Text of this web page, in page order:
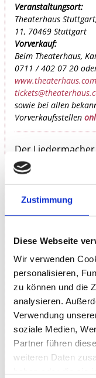
Zustimmung
Diese Webseite
Wir verwenden
personalisieren,
zu können und die
analysieren.
Verwendung
soziale Medien,
Partner führen
weiteren Daten
Veranstaltungsort:
Theaterhaus
11, 70469 Stuttgart
Vorverkauf:
Beim Theaterhaus,
0711 / 402 07 20
www.theaterhaus.com
sowie bei allen
Vorverkaufsstellen
Der
Krankenhaus und
Gemeinsam mit
präsentiert er
ein sehr
Logopädin.
Er versucht sich
das wohl ganz
ja manchmal. Ein
denn Rainald
Rainald Grebe ist
Schauspieler,
Obstbauer. Was